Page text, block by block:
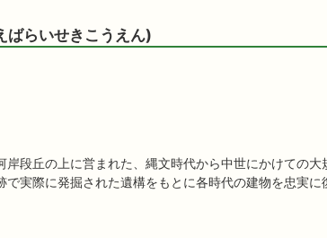
ばらいせきこうえん)
岸段丘の上に営まれた、縄文時代から中世にかけての
で実際に発掘された遺構をもとに各時代の建物を忠実に